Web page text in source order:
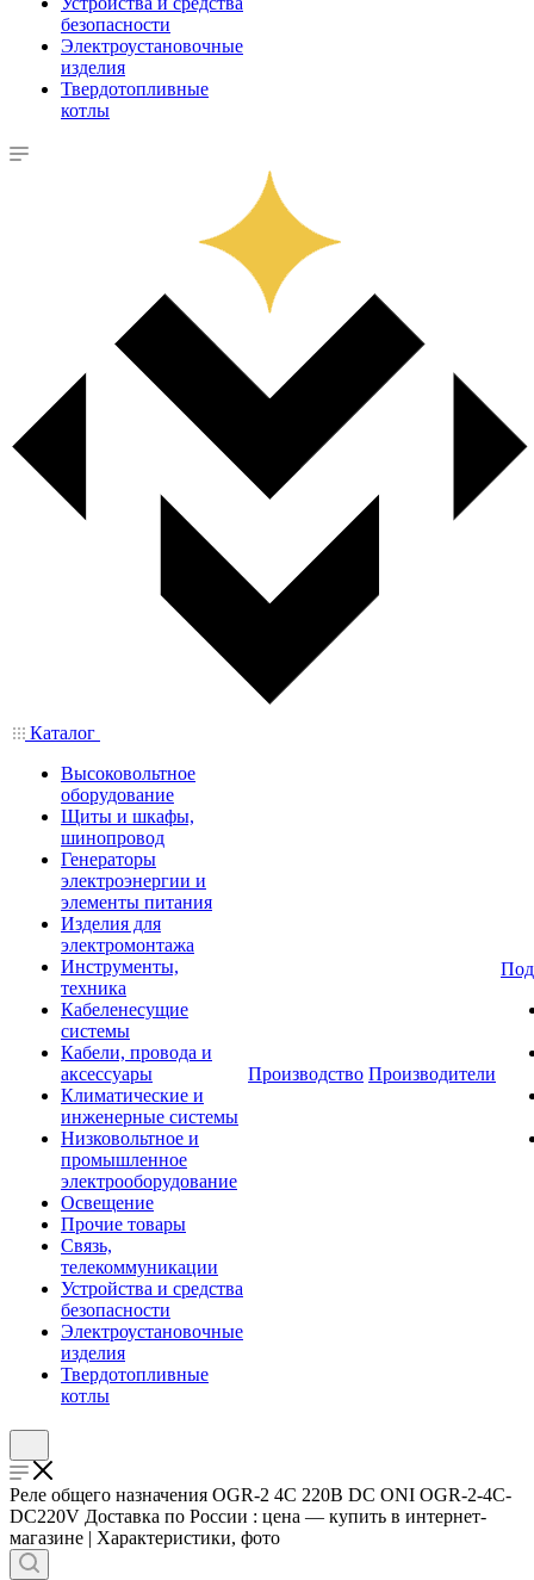
безопасности
Электроустановочные
изделия
Твердотопливные
котлы
Каталог
Высоковольтное
оборудование
Щиты и шкафы,
шинопровод
Генераторы
электроэнергии и
элементы питания
Изделия для
электромонтажа
Инструменты,
техника
Кабеленесущие
системы
Кабели, провода и
аксессуары
Климатические и
инженерные системы
Низковольтное и
промышленное
электрооборудование
Освещение
Прочие товары
Связь,
телекоммуникации
Устройства и средства
безопасности
Электроустановочные
изделия
Твердотопливные
котлы
Производство Производители
Реле общего назначения OGR-2 4C 220В DC ONI OGR-2-4C-
DC220V Доставка по России : цена — купить в интернет-
магазине | Характеристики, фото